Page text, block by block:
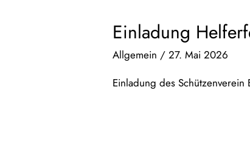
Einladung
Allgemein /27. Mai 2026
Einladung des